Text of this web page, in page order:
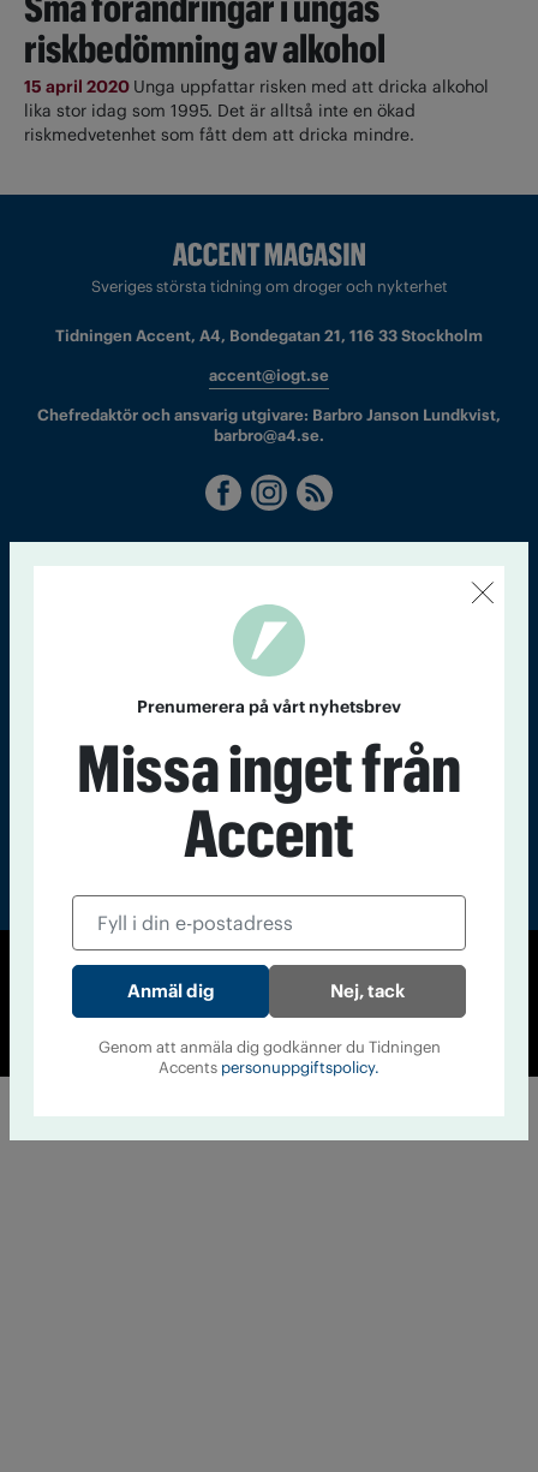
riskbedömning av alkohol
15 april 2020 Unga uppfattar risken med att dricka alkohol
lika stor idag som 1995. Det är alltså inte en ökad
riskmedvetenhet som fått dem att dricka mindre.
Sveriges största tidning om droger och nykterhet
Tidningen Accent, A4, Bondegatan 21, 116 33 Stockholm
accent@iogt.se
Chefredaktör och ansvarig utgivare: Barbro Janson Lundkvist,
barbro@a4.se.
Accent
© Tidningen Accent 2026
Cookiepolicy
Personuppgiftspolicy
Prenumerera på vårt nyhetsbrev
Missa inget från
Accent
Nej, tack
Genom att anmäla dig godkänner du Tidningen
Accents personuppgiftspolicy.